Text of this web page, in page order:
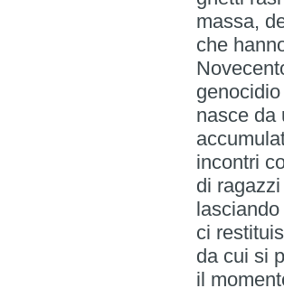
massa,
che
nasce da
incontri
di
ci
da cui si
il